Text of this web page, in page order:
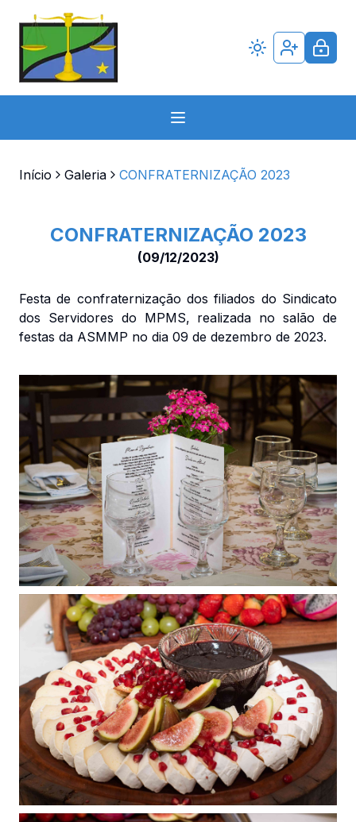
Início Galeria CONFRATERNIZAÇÃO 2023
CONFRATERNIZAÇÃO 2023
(09/12/2023)
Festa de confraternização dos filiados do Sindicato
dos Servidores do MPMS, realizada no salão de
festas da ASMMP no dia 09 de dezembro de 2023.